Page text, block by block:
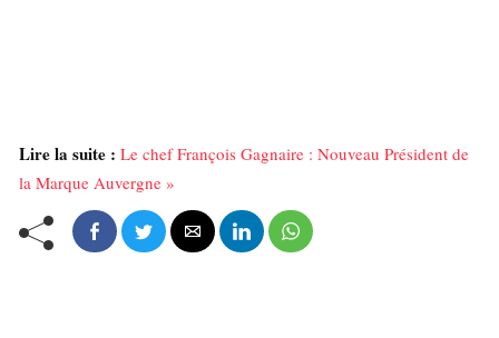
Lire la suite : Le chef François Gagnaire : Nouveau Président de
la Marque Auvergne »